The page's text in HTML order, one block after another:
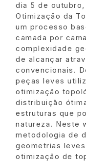
dia 5 de
Otimização da
um processo
camada por
complexidade
de alcançar
convencionais.
peças leves
otimização
distribuição
estruturas que
natureza. Neste
metodologia de
geometrias
otimização de